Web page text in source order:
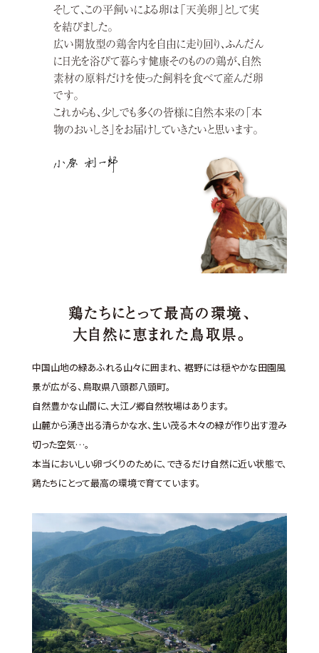
そして、この平飼いによる卵は「天美卵」として実
を結びました。
広い開放型の鶏舎内を自由に走り回り、ふんだん
に日光を浴びて暮らす健康そのものの鶏が、自然
素材の原料だけを使った飼料を食べて産んだ卵
です。
これからも、少しでも多くの皆様に自然本来の「本
物のおいしさ」をお届けしていきたいと思います。
鶏たちにとって最高の環境、
大自然に恵まれた鳥取県。
中国山地の緑あふれる山々に囲まれ、 裾野には穏やかな田園風
景が広がる、鳥取県八頭郡八頭町。
自然豊かな山間に、大江ノ郷自然牧場はあります。
山麓から湧き出る清らかな水、生い茂る木々の緑が作り出す澄み
切った空気…。
本当においしい卵づくりのために、できるだけ自然に近い状態で、
鶏たちにとって最高の環境で育てています。